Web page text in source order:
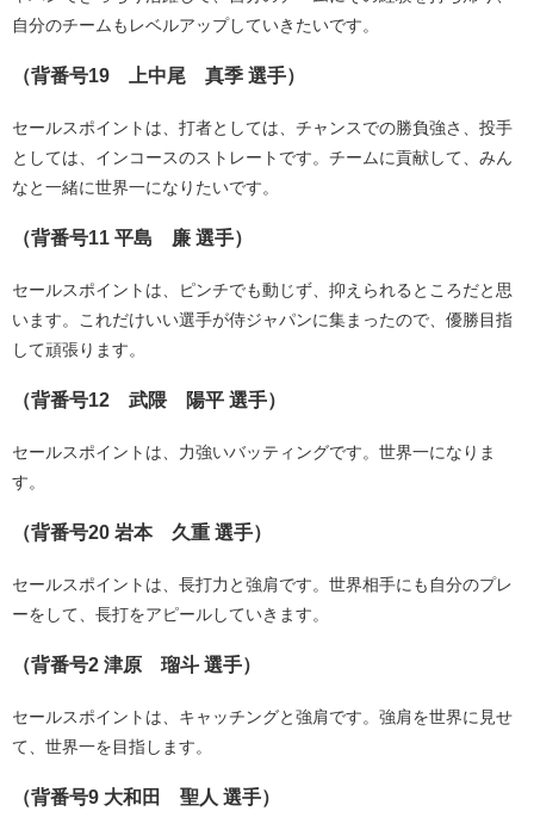
自分のチームもレベルアップしていきたいです。
（背番号19 上中尾 真季 選手）
セールスポイントは、打者としては、チャンスでの勝負強さ、投手
としては、インコースのストレートです。チームに貢献して、みん
なと一緒に世界一になりたいです。
（背番号11 平島 廉 選手）
セールスポイントは、ピンチでも動じず、抑えられるところだと思
います。これだけいい選手が侍ジャパンに集まったので、優勝目指
して頑張ります。
（背番号12 武隈 陽平 選手）
セールスポイントは、力強いバッティングです。世界一になりま
す。
（背番号20 岩本 久重 選手）
セールスポイントは、長打力と強肩です。世界相手にも自分のプレ
ーをして、長打をアピールしていきます。
（背番号2 津原 瑠斗 選手）
セールスポイントは、キャッチングと強肩です。強肩を世界に見せ
て、世界一を目指します。
（背番号9 大和田 聖人 選手）